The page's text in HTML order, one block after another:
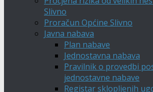
Slivno
Proračun Općine Slivno
Javna nabava
Plan nabave
Jednostavna nabava
Pravilnik o provedbi
jednostavne nabave
Registar sklopljenih